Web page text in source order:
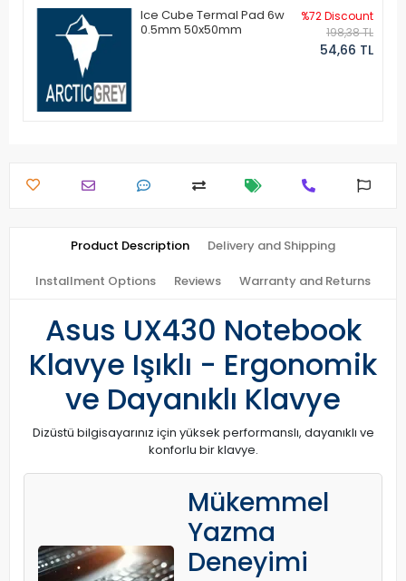
Ice Cube Termal Pad 6w
0.5mm 50x50mm
%72 Discount
198,38 TL
54,66 TL
Product Description Delivery and Shipping
Installment Options Reviews Warranty and Returns
Asus UX430 Notebook
Klavye Işıklı - Ergonomik
ve Dayanıklı Klavye
Dizüstü bilgisayarınız için yüksek performanslı, dayanıklı ve
konforlu bir klavye.
Mükemmel
Yazma
Deneyimi